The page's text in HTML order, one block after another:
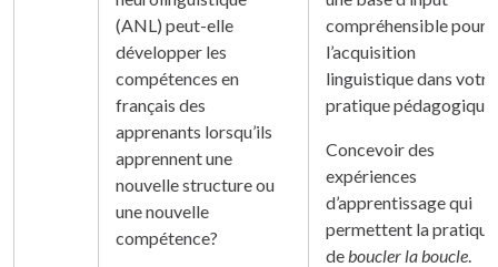
(ANL) peut-elle
développer les
compétences en
français des
apprenants lorsqu’ils
apprennent une
nouvelle structure ou
une nouvelle
compétence?
compréhensible pour
l’acquisition
linguistique dans votre
pratique pédagogique.
Concevoir des
expériences
d’apprentissage qui
permettent la pratique
de boucler la boucle